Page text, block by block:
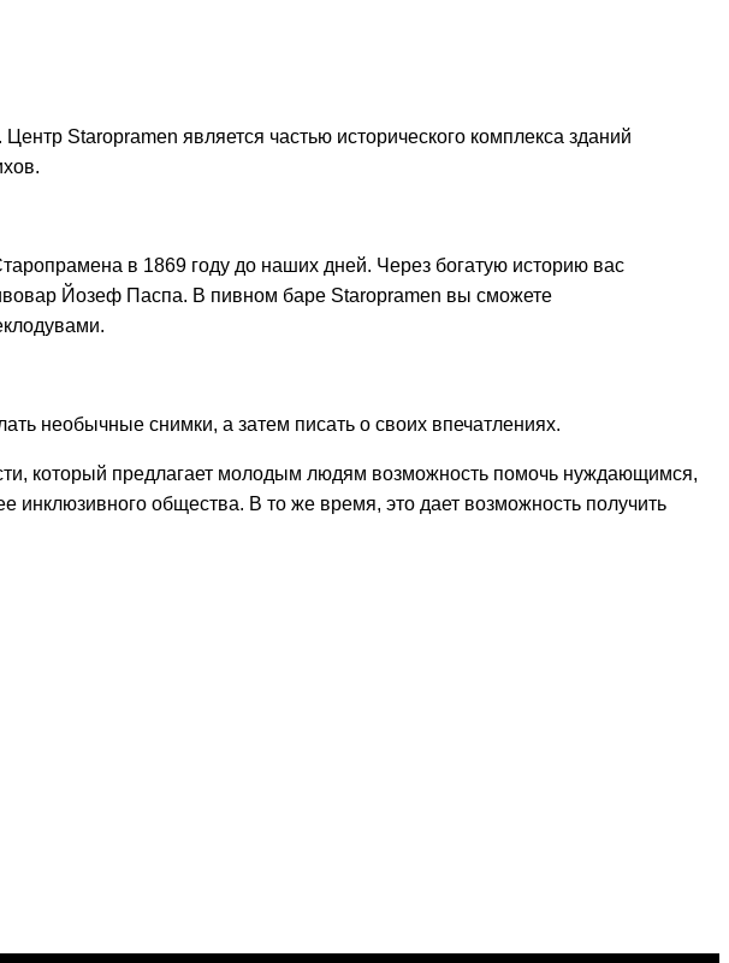
Staropramen является частью исторического комплекса зданий
в 1869 году до наших дней. Через богатую историю вас
Йозеф Паспа. В пивном баре Staropramen вы сможете
необычные снимки, а затем писать о своих впечатлениях.
который предлагает молодым людям возможность помочь нуждающимся,
инклюзивного общества. В то же время, это дает возможность получить